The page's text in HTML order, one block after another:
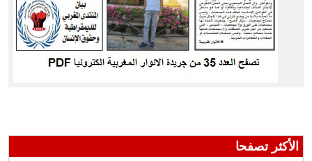
الأكثر تصفحا